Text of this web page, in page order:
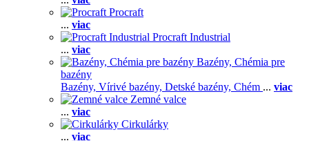
Procraft
... viac
Procraft Industrial
... viac
Bazény, Chémia pre
bazény
Bazény, Vírivé bazény, Detské bazény, Chém ... viac
Zemné valce
... viac
Cirkulárky
... viac